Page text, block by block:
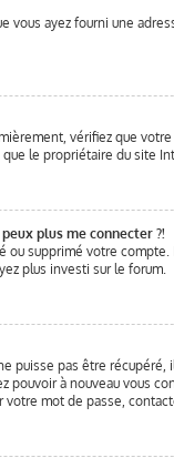
vous ayez fourni une
vérifiez que
le propriétaire du site
plus me connecter ?!
ou supprimé votre
plus investi sur le forum.
puisse pas être
pouvoir à nouveau vous
mot de passe,